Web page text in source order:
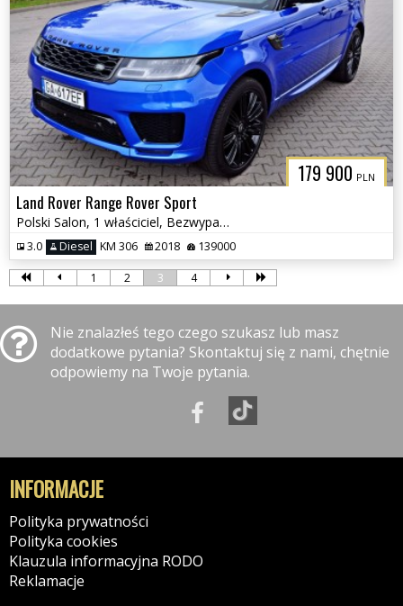
179 900 PLN
Land Rover Range Rover Sport
Polski Salon, 1 właściciel, Bezwypadkowy, Najbogatsza wersja
3.0 Diesel KM 306 2018 139000
1 2 3 4
Nie znalazłeś tego czego szukasz lub masz
dodatkowe pytania? Skontaktuj się z nami, chętnie
odpowiemy na Twoje pytania.
INFORMACJE
Polityka prywatności
Polityka cookies
Klauzula informacyjna RODO
Reklamacje